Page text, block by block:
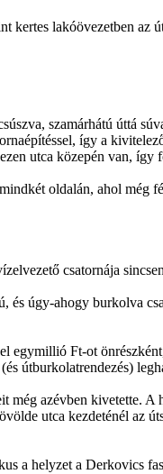
kertes lakóövezetben az
szamárhátú úttá
így a
utca közepén van,
oldalán, ahol még
csatornája
úgy-ahogy burkolva
Ft-ot
útburkolatrendezés)
azévben kivetette.
utca kezdeténél az
a helyzet a Derkovics